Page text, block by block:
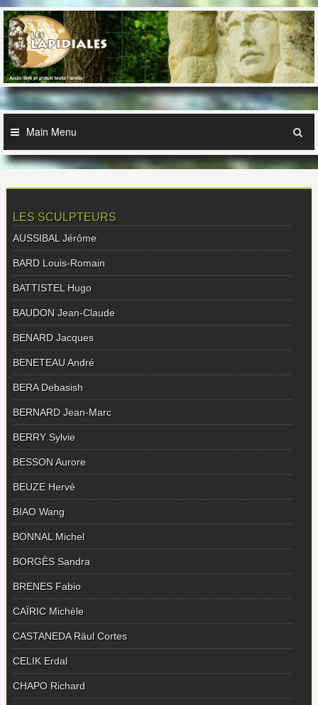
Skip
to
content
Main Menu
LES SCULPTEURS
AUSSIBAL Jérôme
BARD Louis-Romain
BATTISTEL Hugo
BAUDON Jean-Claude
BENARD Jacques
BENETEAU André
BERA Debasish
BERNARD Jean-Marc
BERRY Sylvie
BESSON Aurore
BEUZE Hervé
BIAO Wang
BONNAL Michel
BORGÈS Sandra
BRENES Fabio
CAÏRIC Michèle
CASTANEDA Räul Cortes
CELIK Erdal
CHAPO Richard